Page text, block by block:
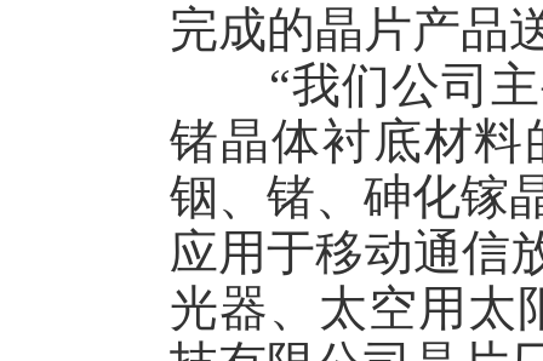
完成的晶片产品
“我们公司主
锗晶体衬底材
铟、锗、砷化镓
应用于移动通信
光器、太空用太